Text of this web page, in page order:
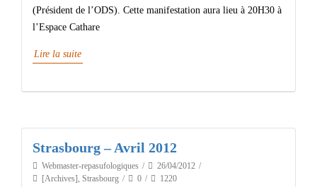
(Président de l’ODS). Cette manifestation aura lieu à 20H30 à
l’Espace Cathare
Lire la suite
Strasbourg – Avril 2012
Webmaster-repasufologiques
26/04/2012
[Archives], Strasbourg 0 1220